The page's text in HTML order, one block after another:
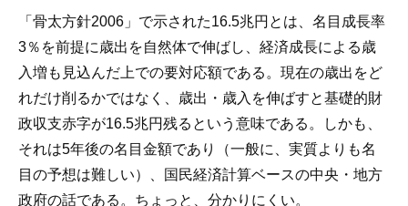
「骨太方針2006」で示された16.5兆円とは、名目成長率
3％を前提に歳出を自然体で伸ばし、経済成長による歳
入増も見込んだ上での要対応額である。現在の歳出をど
れだけ削るかではなく、歳出・歳入を伸ばすと基礎的財
政収支赤字が16.5兆円残るという意味である。しかも、
それは5年後の名目金額であり（一般に、実質よりも名
目の予想は難しい）、国民経済計算ベースの中央・地方
政府の話である。ちょっと、分かりにくい。